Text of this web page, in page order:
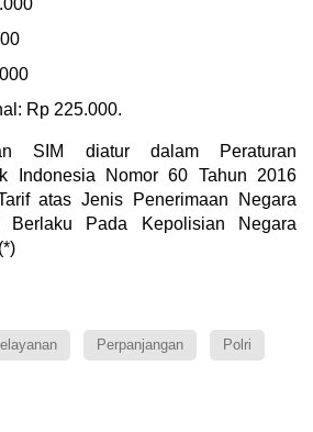
Rp 225.000.
SIM diatur dalam Peraturan
Indonesia Nomor 60 Tahun 2016
atas Jenis Penerimaan Negara
Pada Kepolisian Negara
Perpanjangan Polri